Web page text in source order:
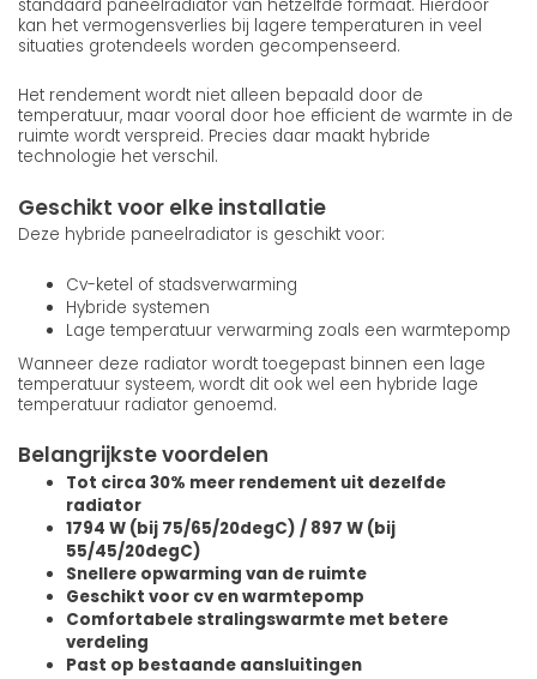
standaard paneelradiator van hetzelfde formaat. Hierdoor
kan het vermogensverlies bij lagere temperaturen in veel
situaties grotendeels worden gecompenseerd.
Het rendement wordt niet alleen bepaald door de
temperatuur, maar vooral door hoe efficient de warmte in de
ruimte wordt verspreid. Precies daar maakt hybride
technologie het verschil.
Geschikt voor elke installatie
Deze hybride paneelradiator is geschikt voor:
Cv-ketel of stadsverwarming
Hybride systemen
Lage temperatuur verwarming zoals een warmtepomp
Wanneer deze radiator wordt toegepast binnen een lage
temperatuur systeem, wordt dit ook wel een hybride lage
temperatuur radiator genoemd.
Belangrijkste voordelen
Tot circa 30% meer rendement uit dezelfde
radiator
1794 W (bij 75/65/20degC) / 897 W (bij
55/45/20degC)
Snellere opwarming van de ruimte
Geschikt voor cv en warmtepomp
Comfortabele stralingswarmte met betere
verdeling
Past op bestaande aansluitingen